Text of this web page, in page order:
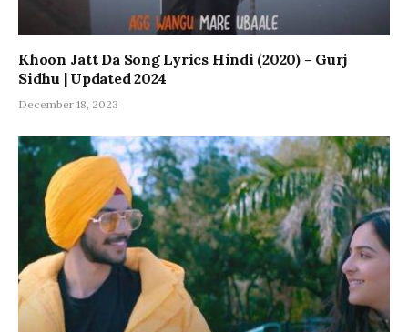
Khoon Jatt Da Song Lyrics Hindi (2020) – Gurj
Sidhu | Updated 2024
December 18, 2023